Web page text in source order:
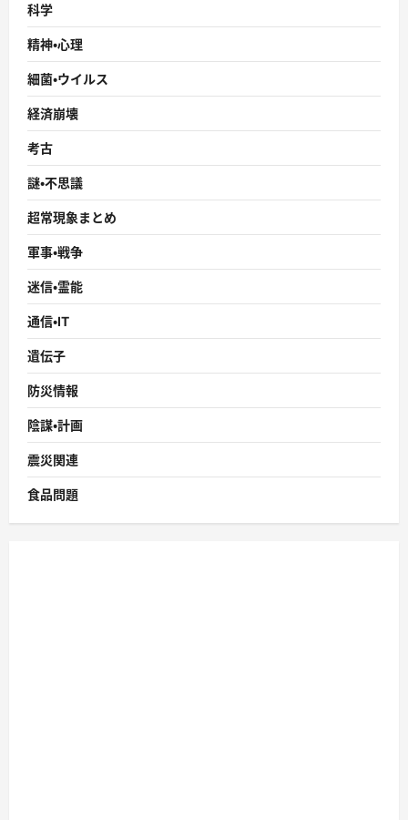
科学
精神・心理
細菌・ウイルス
経済崩壊
考古
謎・不思議
超常現象まとめ
軍事・戦争
迷信・霊能
通信・IT
遺伝子
防災情報
陰謀・計画
震災関連
食品問題